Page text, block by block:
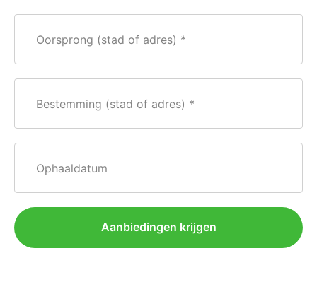
Oorsprong (stad of adres)
Bestemming (stad of adres)
Ophaaldatum
Aanbiedingen krijgen